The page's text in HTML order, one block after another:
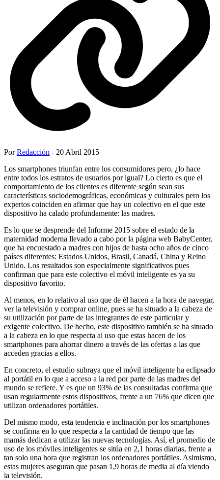
PorRedacción - 20 Abril 2015
Los smartphones triunfan entre los consumidores pero, ¿lo hace
entre todos los estratos de usuarios por igual? Lo cierto es que el
comportamiento de los clientes es diferente según sean sus
características sociodemográficas, económicas y culturales pero los
expertos coinciden en afirmar que hay un colectivo en el que este
dispositivo ha calado profundamente: las madres.
Es lo que se desprende del Informe 2015 sobre el estado de la
maternidad moderna llevado a cabo por la página web BabyCenter,
que ha encuestado a madres con hijos de hasta ocho años de cinco
países diferentes: Estados Unidos, Brasil, Canadá, China y Reino
Unido. Los resultados son especialmente significativos pues
confirman que para este colectivo el móvil inteligente es ya su
dispositivo favorito.
Al menos, en lo relativo al uso que de él hacen a la hora de navegar,
ver la televisión y comprar online, pues se ha situado a la cabeza de
su utilización por parte de las integrantes de este particular y
exigente colectivo. De hecho, este dispositivo también se ha situado
a la cabeza en lo que respecta al uso que estas hacen de los
smartphones para ahorrar dinero a través de las ofertas a las que
acceden gracias a ellos.
En concreto, el estudio subraya que el móvil inteligente ha eclipsado
al portátil en lo que a acceso a la red por parte de las madres del
mundo se refiere. Y es que un 93% de las consultadas confirma que
usan regularmente estos dispositivos, frente a un 76% que dicen que
utilizan ordenadores portátiles.
Del mismo modo, esta tendencia e inclinación por los smartphones
se confirma en lo que respecta a la cantidad de tiempo que las
mamás dedican a utilizar las nuevas tecnologías. Así, el promedio de
uso de los móviles inteligentes se sitúa en 2,1 horas diarias, frente a
tan solo una hora que registran los ordenadores portátiles. Asimismo,
estas mujeres aseguran que pasan 1,9 horas de media al día viendo
la televisión.